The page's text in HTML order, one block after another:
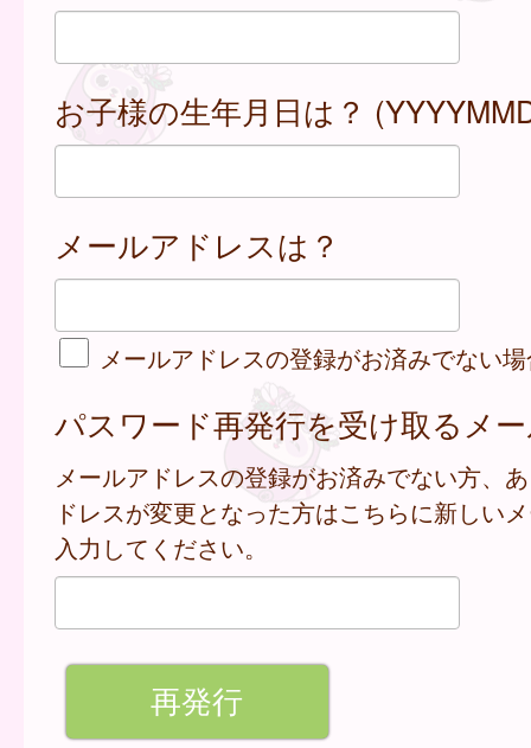
お子様の生年月日は？
メールアドレスは？
メールアドレスの登録がお済みでない
パスワード再発行を受け取るメ
メールアドレスの登録がお済みでない方、
ドレスが変更となった方はこちらに新しい
入力してください。